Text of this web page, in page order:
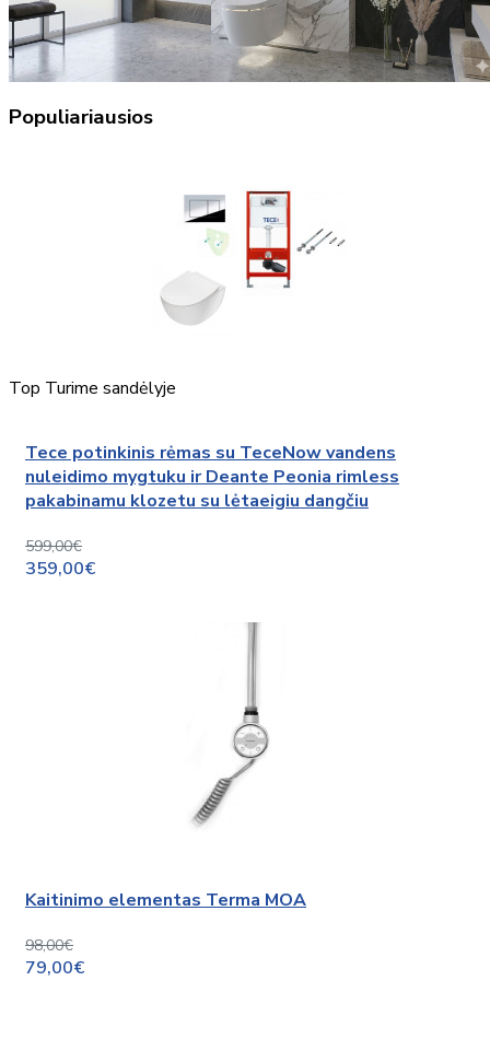
Populiariausios
Top Turime sandėlyje
Tece potinkinis rėmas su TeceNow vandens
nuleidimo mygtuku ir Deante Peonia rimless
pakabinamu klozetu su lėtaeigiu dangčiu
599,00€
359,00€
Kaitinimo elementas Terma MOA
98,00€
79,00€